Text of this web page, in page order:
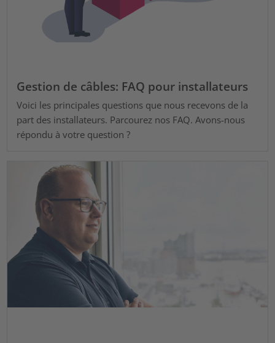
Gestion de câbles: FAQ pour installateurs
Voici les principales questions que nous recevons de la
part des installateurs. Parcourez nos FAQ. Avons-nous
répondu à votre question ?